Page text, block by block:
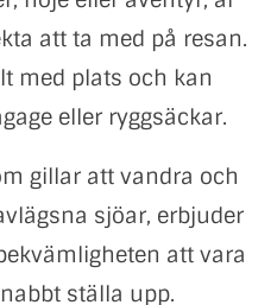
att ta med på resan.
med plats och kan
eller ryggsäckar.
gillar att vandra och
sjöar, erbjuder
att vara
ställa upp.